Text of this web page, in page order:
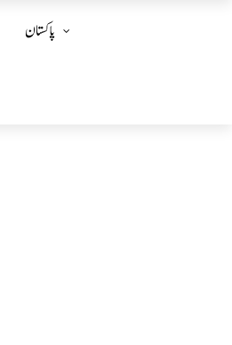
پاکستان